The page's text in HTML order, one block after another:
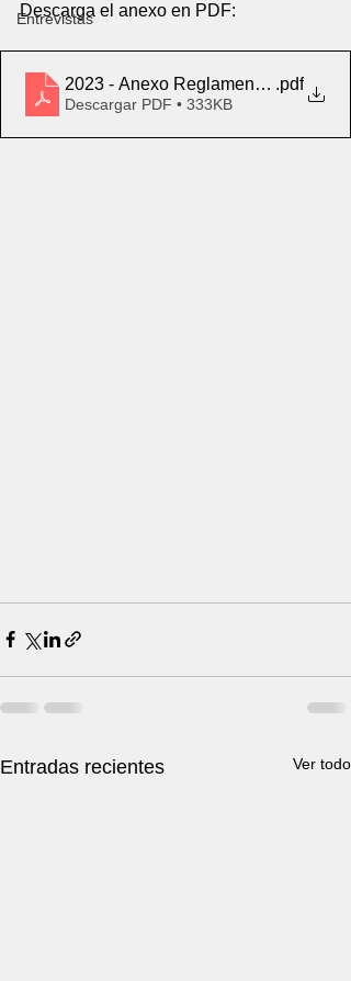
Entrevistas
Descarga el anexo en PDF:
2023 - Anexo Reglamento baby
.pdf
Descargar PDF • 333KB
Entradas recientes Ver todo